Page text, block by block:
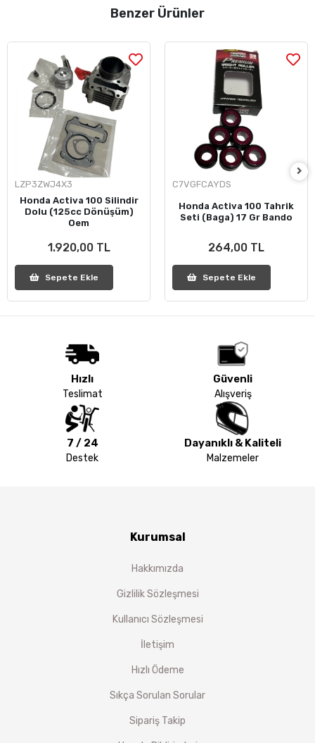
Benzer Ürünler
LZP3ZWJ4X3
Honda Activa 100 Silindir
Dolu (125cc Dönüşüm)
Oem
1.920,00 TL
Sepete Ekle
C7VGFCAYDS
Honda Activa 100 Tahrik
Seti (Baga) 17 Gr Bando
264,00 TL
Sepete Ekle
Hızlı
Teslimat
Güvenli
Alışveriş
7 / 24
Destek
Dayanıklı & Kaliteli
Malzemeler
Kurumsal
Hakkımızda
Gizlilik Sözleşmesi
Kullanıcı Sözleşmesi
İletişim
Hızlı Ödeme
Sıkça Sorulan Sorular
Sipariş Takip